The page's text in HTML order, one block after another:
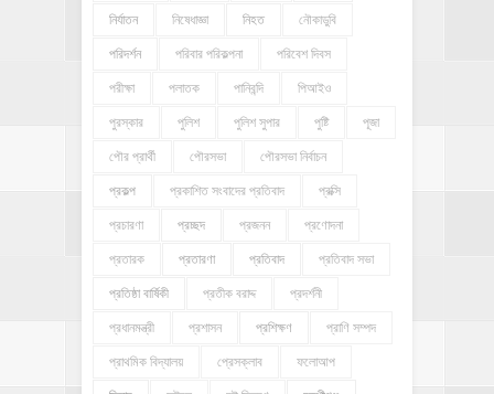
নির্যাতন নিষেধাজ্ঞা নিহত নৌকাডুবি
পরিদর্শন পরিবার পরিকল্পনা পরিবেশ দিবস
পরীক্ষা পলাতক পানিবন্দি পিআইও
পুরস্কার পুলিশ পুলিশ সুপার পুষ্টি পূজা
পৌর প্রার্থী পৌরসভা পৌরসভা নির্বাচন
প্রকল্প প্রকাশিত সংবাদের প্রতিবাদ প্রক্সি
প্রচারণা প্রচ্ছদ প্রজনন প্রণোদনা
প্রতারক প্রতারণা প্রতিবাদ প্রতিবাদ সভা
প্রতিষ্ঠা বার্ষিকী প্রতীক বরাদ্দ প্রদর্শনী
প্রধানমন্ত্রী প্রশাসন প্রশিক্ষণ প্রাণি সম্পদ
প্রাথমিক বিদ্যালয় প্রেসক্লাব ফলোআপ